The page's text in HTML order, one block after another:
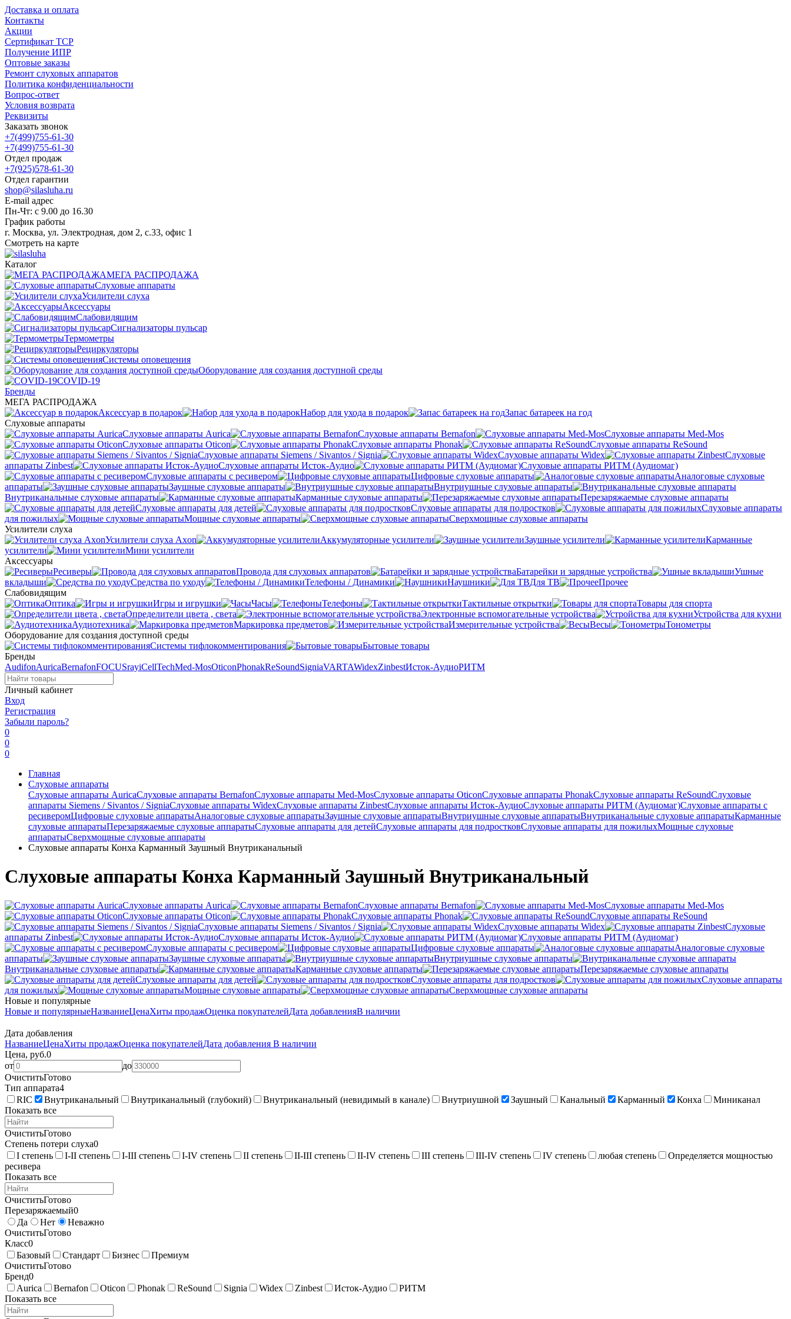
Доставка и оплата
Контакты
Акции
Сертификат ТСР
Получение ИПР
Оптовые заказы
Ремонт слуховых аппаратов
Политика конфиденциальности
Вопрос-ответ
Условия возврата
Реквизиты
Заказать звонок
+7(499)755-61-30
+7(499)755-61-30
Отдел продаж
+7(925)578-61-30
Отдел гарантии
shop@silasluha.ru
E-mail адрес
Пн-Чт: с 9.00 до 16.30
График работы
г. Москва, ул. Электродная, дом 2, с.33, офис 1
Смотреть на карте
Каталог
МЕГА РАСПРОДАЖА
Слуховые аппараты
Усилители слуха
Аксессуары
Слабовидящим
Сигнализаторы пульсар
Термометры
Рециркуляторы
Cистемы оповещения
Оборудование для создания доступной среды
COVID-19
Бренды
МЕГА РАСПРОДАЖА
Аксессуар в подарок
Набор для ухода в подарок
Запас батареек на год
Слуховые аппараты
Слуховые аппараты Aurica
Слуховые аппараты Bernafon
Слуховые аппараты Med-Mos
Слуховые аппараты Oticon
Слуховые аппараты Phonak
Слуховые аппараты ReSound
Слуховые аппараты Siemens / Sivantos / Signia
Слуховые аппараты Widex
Слуховые
аппараты Zinbest
Слуховые аппараты Исток-Аудио
Слуховые аппараты РИТМ (Аудиомаг)
Слуховые аппараты с ресивером
Цифровые слуховые аппараты
Аналоговые слуховые
аппараты
Заушные слуховые аппараты
Внутриушные слуховые аппараты
Внутриканальные слуховые аппараты
Карманные слуховые аппараты
Перезаряжаемые слуховые аппараты
Слуховые аппараты для детей
Слуховые аппараты для подростков
Слуховые аппараты
для пожилых
Мощные слуховые аппараты
Сверхмощные слуховые аппараты
Усилители слуха
Усилители слуха Axon
Аккумуляторные усилители Заушные усилители
Карманные
усилители
Мини усилители
Аксессуары
Ресиверы
Провода для слуховых аппаратов Батарейки и зарядные устройства
Ушные
вкладыши
Средства по уходу Телефоны / Динамики Наушники Для ТВ
Прочее
Слабовидящим
Оптика
Игры и игрушки Часы Телефоны Тактильные открытки
Товары для спорта
Определители цвета , света
Электронные вспомогательные устройства
Устройства для кухни
Аудиотехника
Маркировка предметов Измерительные устройства Весы
Тонометры
Оборудование для создания доступной среды
Системы тифлокомментирования
Бытовые товары
Бренды
AudifonAuricaBernafonFOCUSrayiCellTechMed-MosOticonPhonakReSoundSigniaVARTAWidexZinbestИсток-АудиоРИТМ
Личный кабинет
Вход
Регистрация
Забыли пароль?
0
0
0
Главная
Слуховые аппараты
Слуховые аппараты AuricaСлуховые аппараты BernafonСлуховые аппараты Med-MosСлуховые аппараты OticonСлуховые аппараты PhonakСлуховые аппараты ReSoundСлуховые
аппараты Siemens / Sivantos / SigniaСлуховые аппараты WidexСлуховые аппараты ZinbestСлуховые аппараты Исток-АудиоСлуховые аппараты РИТМ (Аудиомаг)Слуховые аппараты с
ресиверомЦифровые слуховые аппаратыАналоговые слуховые аппаратыЗаушные слуховые аппаратыВнутриушные слуховые аппаратыВнутриканальные слуховые аппаратыКарманные
слуховые аппаратыПерезаряжаемые слуховые аппаратыСлуховые аппараты для детейСлуховые аппараты для подростковСлуховые аппараты для пожилыхМощные слуховые
аппаратыСверхмощные слуховые аппараты
Слуховые аппараты Конха Карманный Заушный Внутриканальный
Слуховые аппараты Конха Карманный Заушный Внутриканальный
Слуховые аппараты Aurica Слуховые аппараты Bernafon
Слуховые аппараты Med-Mos
Слуховые аппараты Oticon
Слуховые аппараты Phonak
Слуховые аппараты ReSound
Слуховые аппараты Siemens / Sivantos / Signia
Слуховые аппараты Widex
Слуховые
аппараты Zinbest
Слуховые аппараты Исток-Аудио
Слуховые аппараты РИТМ (Аудиомаг)
Слуховые аппараты с ресивером
Цифровые слуховые аппараты
Аналоговые слуховые
аппараты
Заушные слуховые аппараты
Внутриушные слуховые аппараты
Внутриканальные слуховые аппараты
Карманные слуховые аппараты
Перезаряжаемые слуховые аппараты
Слуховые аппараты для детей
Слуховые аппараты для подростков
Слуховые аппараты
для пожилых
Мощные слуховые аппараты
Сверхмощные слуховые аппараты
Новые и популярные
Новые и популярныеНазваниеЦенаХиты продажОценка покупателейДата добавленияВ наличии
Дата добавления
НазваниеЦенаХиты продажОценка покупателейДата добавления В наличии
Цена, руб.0
от
до
ОчиститьГотово
Тип аппарата4
RIC
Внутриканальный Внутриканальный (глубокий) Внутриканальный (невидимый в канале) Внутриушной Заушный Канальный Карманный Конха
Миниканал
Показать все
ОчиститьГотово
Степень потери слуха0
I степень
I-II степень I-III степень I-IV степень II степень II-III степень II-IV степень III степень III-IV степень IV степень любая степень
Определяется мощностью
ресивера
Показать все
ОчиститьГотово
Перезаряжаемый0
Да
Нет
Неважно
ОчиститьГотово
Класс0
Базовый
Стандарт Бизнес
Премиум
ОчиститьГотово
Бренд0
Aurica
Bernafon Oticon Phonak ReSound Signia Widex Zinbest Исток-Аудио
РИТМ
Показать все